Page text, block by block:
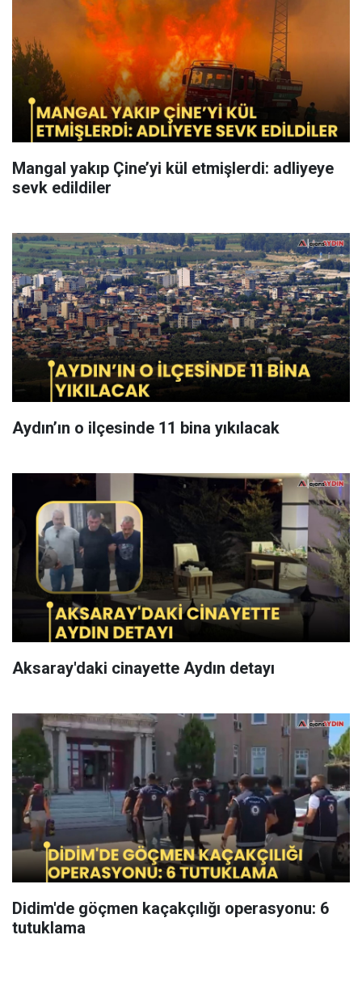
Mangal yakıp Çine’yi kül etmişlerdi: adliyeye
sevk edildiler
Aydın’ın o ilçesinde 11 bina yıkılacak
Aksaray'daki cinayette Aydın detayı
Didim'de göçmen kaçakçılığı operasyonu: 6
tutuklama